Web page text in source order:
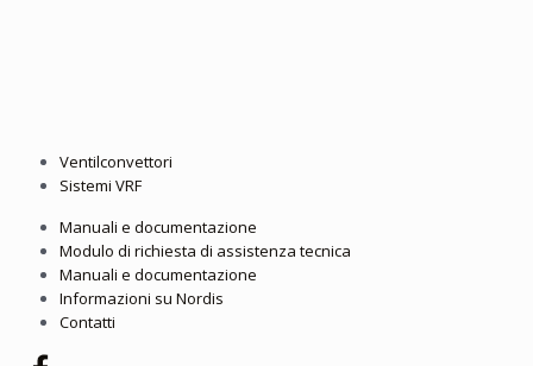
Ventilconvettori
Sistemi VRF
Manuali e documentazione
Modulo di richiesta di assistenza tecnica
Manuali e documentazione
Informazioni su Nordis
Contatti